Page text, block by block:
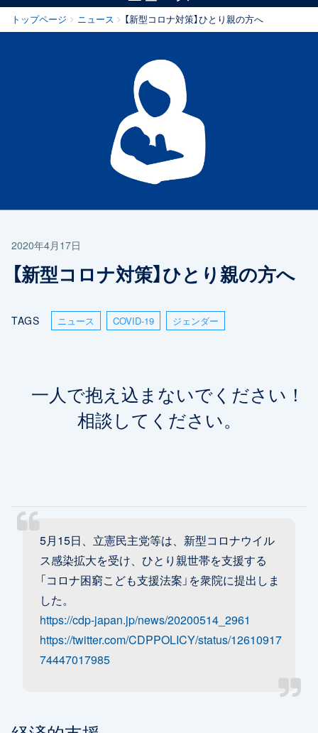
トップページ ニュース 【新型コロナ対策】ひとり親の方へ
2020年4月17日
【新型コロナ対策】ひとり親の方へ
TAGS ニュース COVID-19 ジェンダー
一人で抱え込まないでください！
相談してください。
5月15日、立憲民主党等は、新型コロナウイル
ス感染拡大を受け、ひとり親世帯を支援する
「コロナ困窮こども支援法案」を衆院に提出しま
した。
https://cdp-japan.jp/news/20200514_2961
https://twitter.com/CDPPOLICY/status/12610917
74447017985